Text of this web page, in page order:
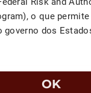
o que
governo dos